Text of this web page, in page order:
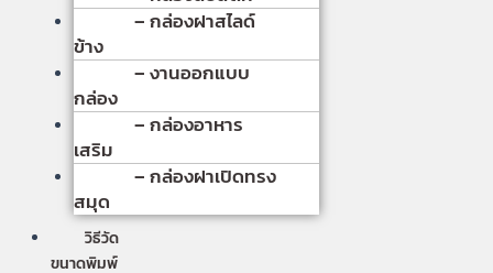
– กล่องฝาสไลด์
ข้าง
– งานออกแบบ
กล่อง
– กล่องอาหาร
เสริม
– กล่องฝาเปิดทรง
สมุด
วิธีวัด
ขนาดพิมพ์